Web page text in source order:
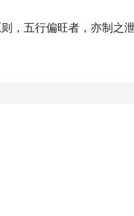
，五行偏旺者，亦制之